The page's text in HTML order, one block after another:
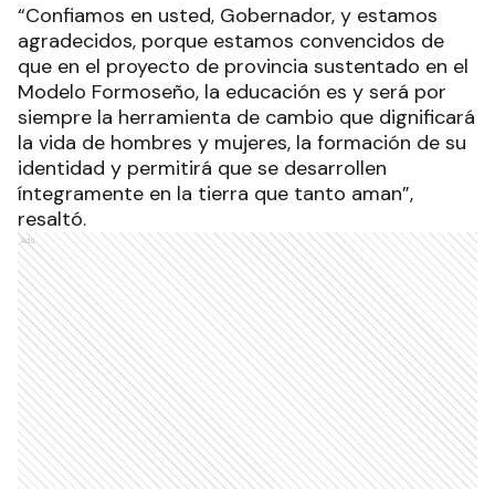
“Confiamos en usted, Gobernador, y estamos
agradecidos, porque estamos convencidos de
que en el proyecto de provincia sustentado en el
Modelo Formoseño, la educación es y será por
siempre la herramienta de cambio que dignificará
la vida de hombres y mujeres, la formación de su
identidad y permitirá que se desarrollen
íntegramente en la tierra que tanto aman”,
resaltó.
Ads